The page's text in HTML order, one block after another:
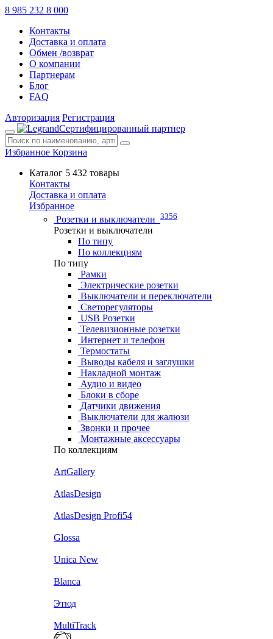
8 985 232 8 000
Контакты
Доставка и оплата
Обмен /возврат
О компании
Партнерам
Блог
FAQ
Авторизация Регистрация
Сертифицированный партнер
Избранное Корзина
Каталог 5 432 товары
Контакты
Доставка и оплата
Избранное
Розетки и выключатели 3356
Розетки и выключатели
По типу
По коллекциям
По типу
Рамки
Электрические розетки
Выключатели и переключатели
Светорегуляторы
USB Розетки
Телевизионные розетки
Интернет и телефон
Термостаты
Выводы кабеля и заглушки
Накладной монтаж
Аудио и видео
Блоки в сборе
Датчики движения
Выключатели для жалюзи
Звонки и прочее
Монтажные аксессуары
По коллекциям
ArtGallery
AtlasDesign
AtlasDesign Profi54
Glossa
Unica New
Blanca
Этюд
MultiTrack